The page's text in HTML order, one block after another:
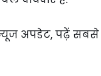
अपडेट, पढ़ें सबसे